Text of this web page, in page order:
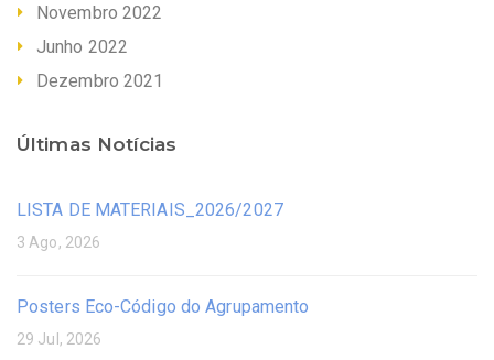
Novembro 2022
Junho 2022
Dezembro 2021
Últimas Notícias
LISTA DE MATERIAIS_2026/2027
3 Ago, 2026
Posters Eco-Código do Agrupamento
29 Jul, 2026